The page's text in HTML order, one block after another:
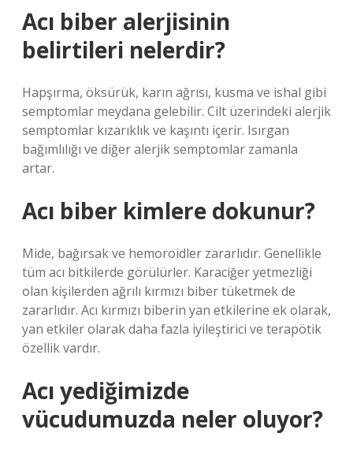
Acı biber alerjisinin
belirtileri nelerdir?
Hapşırma, öksürük, karın ağrısı, kusma ve ishal gibi
semptomlar meydana gelebilir. Cilt üzerindeki alerjik
semptomlar kızarıklık ve kaşıntı içerir. Isırgan
bağımlılığı ve diğer alerjik semptomlar zamanla
artar.
Acı biber kimlere dokunur?
Mide, bağırsak ve hemoroidler zararlıdır. Genellikle
tüm acı bitkilerde görülürler. Karaciğer yetmezliği
olan kişilerden ağrılı kırmızı biber tüketmek de
zararlıdır. Acı kırmızı biberin yan etkilerine ek olarak,
yan etkiler olarak daha fazla iyileştirici ve terapötik
özellik vardır.
Acı yediğimizde
vücudumuzda neler oluyor?